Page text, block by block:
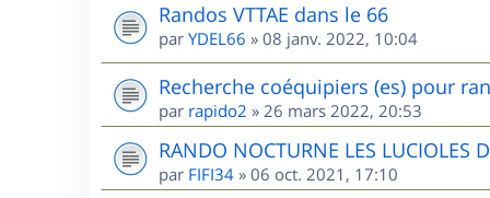
Randos VTTAE dans le 66
par YDEL66 » 08 janv. 2022, 10:04
Recherche coéquipiers (es) pour
par rapido2 » 26 mars 2022, 20:53
RANDO NOCTURNE LES LUCIOLES
par FIFI34 » 06 oct. 2021, 17:10